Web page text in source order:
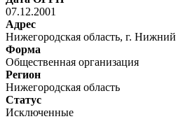
07.12.2001
Адрес
Нижегородская область, г.
Форма
Общественная организация
Регион
Нижегородская область
Статус
Исключенные